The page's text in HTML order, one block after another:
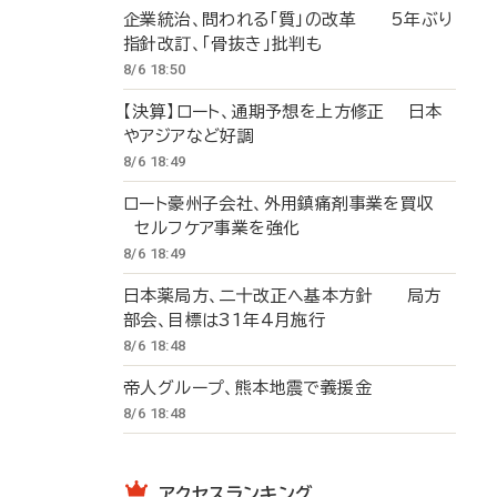
企業統治、問われる「質」の改革 5年ぶり
指針改訂、「骨抜き」批判も
8/6 18:50
【決算】ロート、通期予想を上方修正 日本
やアジアなど好調
8/6 18:49
ロート豪州子会社、外用鎮痛剤事業を買収
セルフケア事業を強化
8/6 18:49
日本薬局方、二十改正へ基本方針 局方
部会、目標は31年4月施行
8/6 18:48
帝人グループ、熊本地震で義援金
8/6 18:48